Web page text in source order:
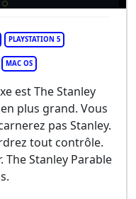
PLAYSTATION 5
MAC OS
est The Stanley
plus grand. Vous
pas Stanley.
tout contrôle.
The Stanley Parable